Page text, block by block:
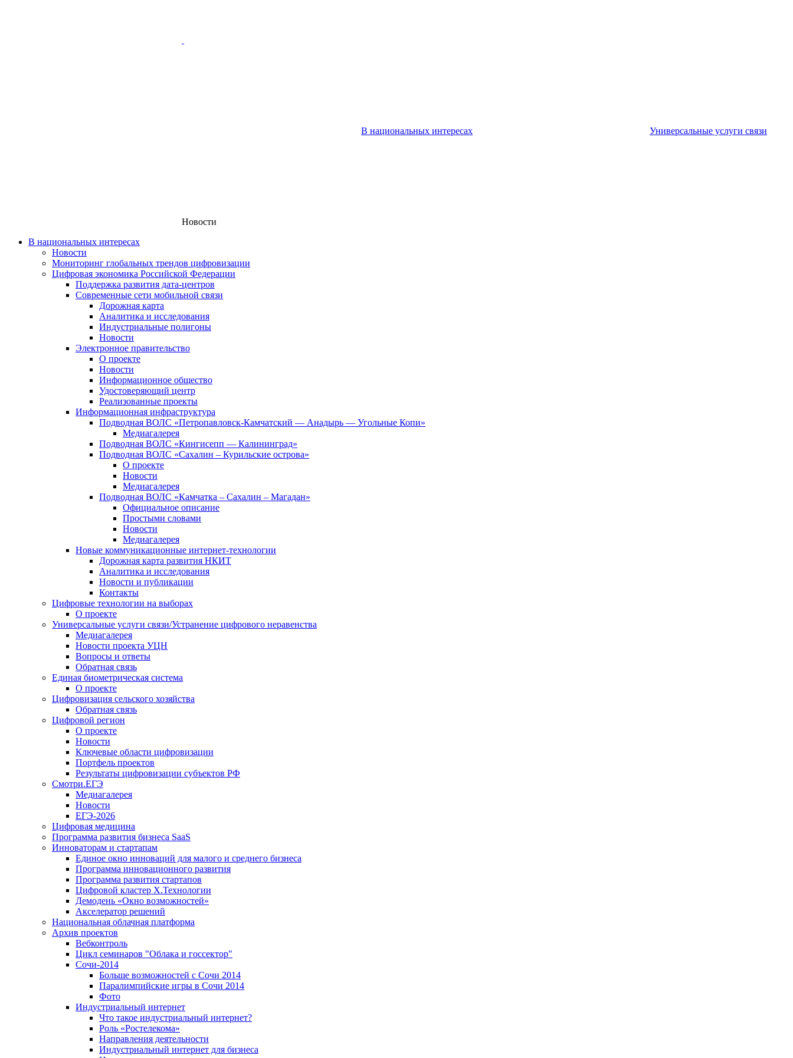
В национальных интересах Универсальные услуги связи
Новости
В национальных интересах
Новости
Мониторинг глобальных трендов цифровизации
Цифровая экономика Российской Федерации
Поддержка развития дата-центров
Современные сети мобильной связи
Дорожная карта
Аналитика и исследования
Индустриальные полигоны
Новости
Электронное правительство
О проекте
Новости
Информационное общество
Удостоверяющий центр
Реализованные проекты
Информационная инфраструктура
Подводная ВОЛС «Петропавловск-Камчатский — Анадырь — Угольные Копи»
Медиагалерея
Подводная ВОЛС «Кингисепп — Калининград»
Подводная ВОЛС «Сахалин – Курильские острова»
О проекте
Новости
Медиагалерея
Подводная ВОЛС «Камчатка – Сахалин – Магадан»
Официальное описание
Простыми словами
Новости
Медиагалерея
Новые коммуникационные интернет-технологии
Дорожная карта развития НКИТ
Аналитика и исследования
Новости и публикации
Контакты
Цифровые технологии на выборах
О проекте
Универсальные услуги связи/Устранение цифрового неравенства
Медиагалерея
Новости проекта УЦН
Вопросы и ответы
Обратная связь
Единая биометрическая система
О проекте
Цифровизация сельского хозяйства
Обратная связь
Цифровой регион
О проекте
Новости
Ключевые области цифровизации
Портфель проектов
Результаты цифровизации субъектов РФ
Смотри.ЕГЭ
Медиагалерея
Новости
ЕГЭ-2026
Цифровая медицина
Программа развития бизнеса SaaS
Инноваторам и стартапам
Единое окно инноваций для малого и среднего бизнеса
Программа инновационного развития
Программа развития стартапов
Цифровой кластер X.Технологии
Демодень «Окно возможностей»
Акселератор решений
Национальная облачная платформа
Архив проектов
Вебконтроль
Цикл семинаров "Облака и госсектор"
Сочи-2014
Больше возможностей с Сочи 2014
Паралимпийские игры в Сочи 2014
Фото
Индустриальный интернет
Что такое индустриальный интернет?
Роль «Ростелекома»
Направления деятельности
Индустриальный интернет для бизнеса